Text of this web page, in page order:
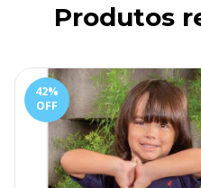
Produtos
42%
OFF